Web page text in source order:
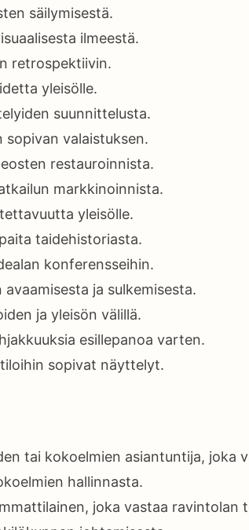
säilymisestä.
ilmeestä.
retrospektiivin.
yleisölle.
suunnittelusta.
valaistuksen.
restauroinnista.
markkinoinnista.
yleisölle.
taidehistoriasta.
konferensseihin.
ja sulkemisesta.
ja yleisön välillä.
esillepanoa varten.
sopivat näyttelyt.
tai kokoelmien asiantuntija, joka
hallinnasta.
joka vastaa ravintolan